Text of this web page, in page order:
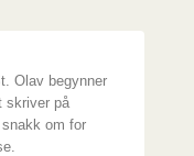
Olav begynner
skriver på
om for